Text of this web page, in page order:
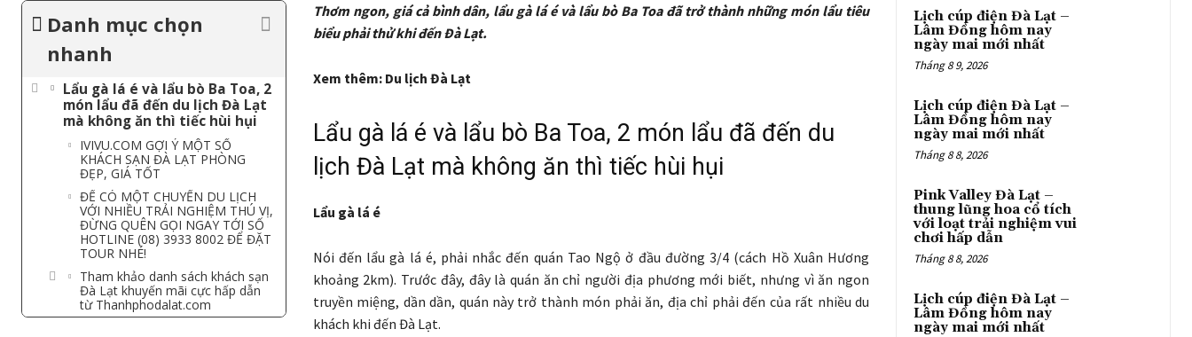
Danh mục chọn
nhanh
Lẩu gà lá é và lẩu bò Ba Toa, 2
món lẩu đã đến du lịch Đà Lạt
mà không ăn thì tiếc hùi hụi
IVIVU.COM GỢI Ý MỘT SỐ
KHÁCH SẠN ĐÀ LẠT PHÒNG
ĐẸP, GIÁ TỐT
ĐỂ CÓ MỘT CHUYẾN DU LỊCH
VỚI NHIỀU TRẢI NGHIỆM THÚ VỊ,
ĐỪNG QUÊN GỌI NGAY TỚI SỐ
HOTLINE (08) 3933 8002 ĐỂ ĐẶT
TOUR NHÉ!
Tham khảo danh sách khách sạn
Đà Lạt khuyến mãi cực hấp dẫn
từ Thanhphodalat.com
Thơm ngon, giá cả bình dân, lẩu gà lá é và lẩu bò Ba Toa đã trở thành những món lẩu tiêu
biểu phải thử khi đến Đà Lạt.
Xem thêm: Du lịch Đà Lạt
Lẩu gà lá é và lẩu bò Ba Toa, 2 món lẩu đã đến du
lịch Đà Lạt mà không ăn thì tiếc hùi hụi
Lẩu gà lá é
Nói đến lẩu gà lá é, phải nhắc đến quán Tao Ngộ ở đầu đường 3/4 (cách Hồ Xuân Hương
khoảng 2km). Trước đây, đây là quán ăn chỉ người địa phương mới biết, nhưng vì ăn ngon
truyền miệng, dần dần, quán này trở thành món phải ăn, địa chỉ phải đến của rất nhiều du
khách khi đến Đà Lạt.
Lịch cúp điện Đà Lạt –
Lâm Đồng hôm nay
ngày mai mới nhất
Tháng 8 9, 2026
Lịch cúp điện Đà Lạt –
Lâm Đồng hôm nay
ngày mai mới nhất
Tháng 8 8, 2026
Pink Valley Đà Lạt –
thung lũng hoa cổ tích
với loạt trải nghiệm vui
chơi hấp dẫn
Tháng 8 8, 2026
Lịch cúp điện Đà Lạt –
Lâm Đồng hôm nay
ngày mai mới nhất